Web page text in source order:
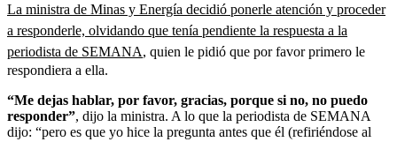
La ministra de Minas y Energía decidió ponerle atención y proceder
a responderle, olvidando que tenía pendiente la respuesta a la
periodista de SEMANA, quien le pidió que por favor primero le
respondiera a ella.
“Me dejas hablar, por favor, gracias, porque si no, no puedo
responder”, dijo la ministra. A lo que la periodista de SEMANA
dijo: “pero es que yo hice la pregunta antes que él (refiriéndose al